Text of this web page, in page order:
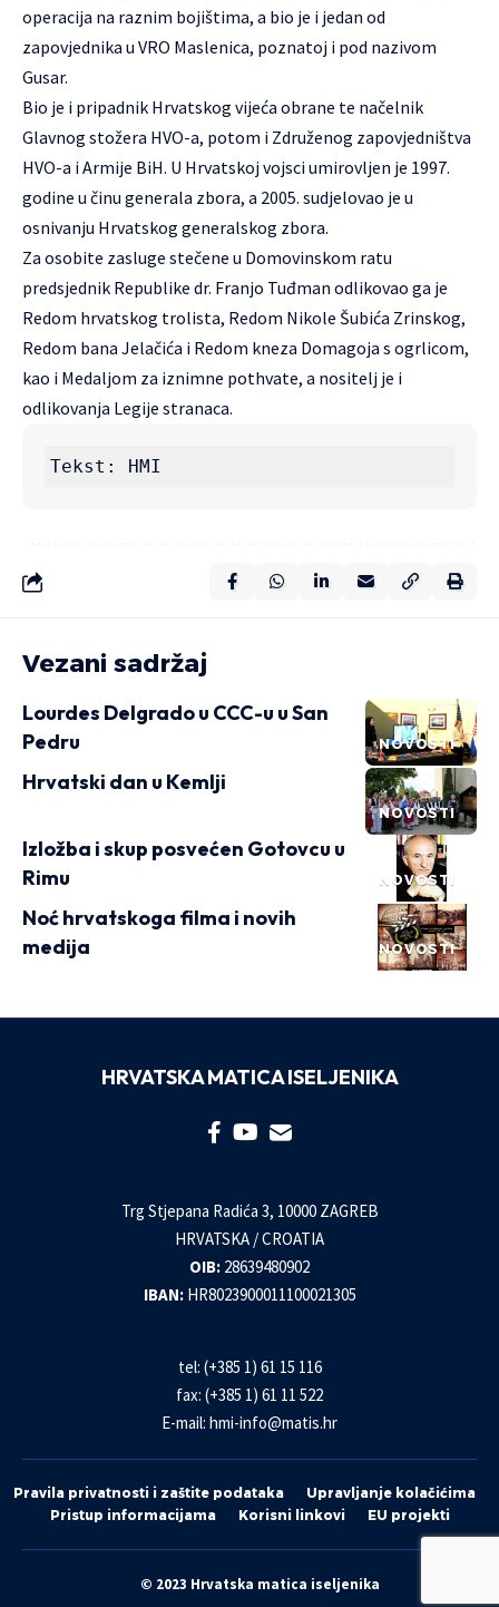
operacija na raznim bojištima, a bio je i jedan od
zapovjednika u VRO Maslenica, poznatoj i pod nazivom
Gusar.
Bio je i pripadnik Hrvatskog vijeća obrane te načelnik
Glavnog stožera HVO-a, potom i Združenog zapovjedništva
HVO-a i Armije BiH. U Hrvatskoj vojsci umirovljen je 1997.
godine u činu generala zbora, a 2005. sudjelovao je u
osnivanju Hrvatskog generalskog zbora.
Za osobite zasluge stečene u Domovinskom ratu
predsjednik Republike dr. Franjo Tuđman odlikovao ga je
Redom hrvatskog trolista, Redom Nikole Šubića Zrinskog,
Redom bana Jelačića i Redom kneza Domagoja s ogrlicom,
kao i Medaljom za iznimne pothvate, a nositelj je i
odlikovanja Legije stranaca.
Tekst: HMI
Vezani sadržaj
NOVOSTI
Lourdes Delgrado u CCC-u u San
Pedru
NOVOSTI
Hrvatski dan u Kemlji
NOVOSTI
Izložba i skup posvećen Gotovcu u
Rimu
NOVOSTI
Noć hrvatskoga filma i novih
medija
HRVATSKA MATICA ISELJENIKA
Trg Stjepana Radića 3, 10000 ZAGREB
HRVATSKA / CROATIA
OIB: 28639480902
IBAN: HR8023900011100021305
tel: (+385 1) 61 15 116
fax: (+385 1) 61 11 522
E-mail: hmi-info@matis.hr
Pravila privatnosti i zaštite podataka
Upravljanje kolačićima
Pristup informacijama
Korisni linkovi EU projekti
© 2023 Hrvatska matica iseljenika